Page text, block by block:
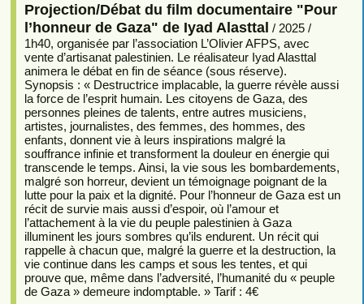
Projection/Débat du film documentaire "Pour
l’honneur de Gaza" de Iyad Alasttal / 2025 /
1h40, organisée par l’association L’Olivier AFPS, avec
vente d’artisanat palestinien. Le réalisateur Iyad Alasttal
animera le débat en fin de séance (sous réserve).
Synopsis : « Destructrice implacable, la guerre révèle aussi
la force de l’esprit humain. Les citoyens de Gaza, des
personnes pleines de talents, entre autres musiciens,
artistes, journalistes, des femmes, des hommes, des
enfants, donnent vie à leurs inspirations malgré la
souffrance infinie et transforment la douleur en énergie qui
transcende le temps. Ainsi, la vie sous les bombardements,
malgré son horreur, devient un témoignage poignant de la
lutte pour la paix et la dignité. Pour l’honneur de Gaza est un
récit de survie mais aussi d’espoir, où l’amour et
l’attachement à la vie du peuple palestinien à Gaza
illuminent les jours sombres qu’ils endurent. Un récit qui
rappelle à chacun que, malgré la guerre et la destruction, la
vie continue dans les camps et sous les tentes, et qui
prouve que, même dans l’adversité, l’humanité du « peuple
de Gaza » demeure indomptable. » Tarif : 4€